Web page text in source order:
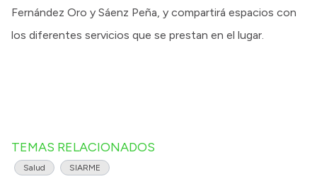
Fernández Oro y Sáenz Peña, y compartirá espacios con
los diferentes servicios que se prestan en el lugar.
TEMAS RELACIONADOS
Salud SIARME